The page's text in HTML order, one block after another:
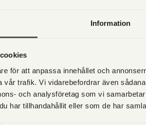
Information
för att anpassa innehållet och
vår trafik. Vi vidarebefordrar även
och analysföretag som vi
har tillhandahållit eller som de har